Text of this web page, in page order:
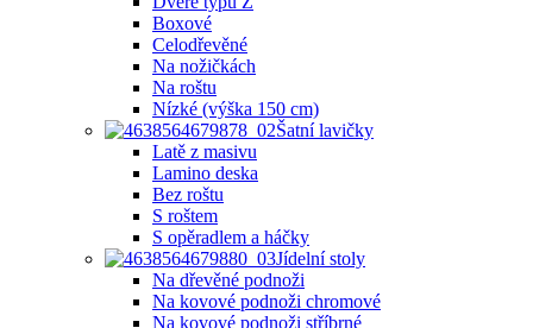
Boxové
Celodřevěné
Na nožičkách
Na roštu
Nízké (výška 150 cm)
Šatní lavičky
Latě z masivu
Lamino deska
Bez roštu
S roštem
S opěradlem a háčky
Jídelní stoly
Na dřevěné podnoži
Na kovové podnoži chromové
Na kovové podnoži stříbrné